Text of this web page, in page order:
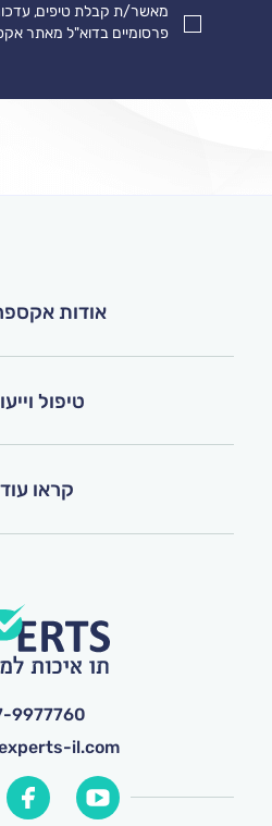
מאשר/ת קבלת טיפים,
פרסומיים בדוא"ל מאתר
אודות
טיפול
קראו עוד
9977760
il.com